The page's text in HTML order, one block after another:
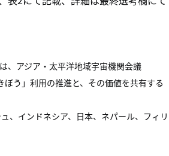
アジア・太平洋地域宇宙機関会議
ぼう」利用の推進と、その価値を共有する
インドネシア、日本、ネパール、フィリ